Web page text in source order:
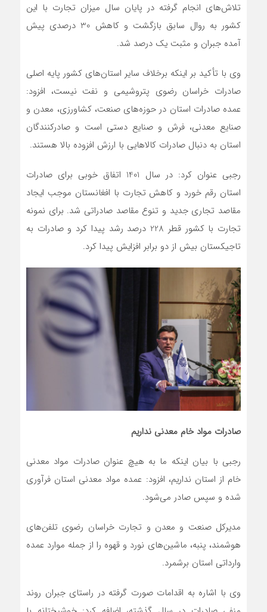
تلاش‌های انجام گرفته در پایان سال میزان تجارت با این
کشور به روال سابق بازگشت و کاهش 30 درصدی پیش
آمده جبران و مثبت یک درصد شد.
وی با تأکید بر اینکه برخلاف سایر استان‌های کشور پایه اصلی
صادرات خراسان رضوی پتروشیمی و نفت نیست، افزود:
عمده صادرات استان در حوزه‌های صنعت، کشاورزی، معدن و
صنایع معدنی، فرش و صنایع دستی است و صادرکنندگان
استان به دنبال صادرات کالاهایی با ارزش افزوده بالا هستند.
رجبی عنوان کرد: در سال 1401 اتفاق خوبی برای صادرات
استان رقم خورد و کاهش تجارت با افغانستان موجب ایجاد
مقاصد تجاری جدید و تنوع مقاصد صادراتی شد. برای نمونه
تجارت با کشور قطر 228 درصد رشد پیدا کرد و صادرات به
تاجیکستان بیش از دو برابر افزایش پیدا کرد.
صادرات مواد خام معدنی نداریم
رجبی با بیان اینکه ما به هیچ عنوان صادرات مواد معدنی
خام از استان نداریم، افزود: عمده مواد معدنی استان فرآوری
شده و سپس صادر می‌شود.
مدیرکل صنعت و معدن و تجارت خراسان رضوی تلفن‌های
هوشمند، پنبه، ماشین‌های نورد و قهوه را از جمله موارد عمده
وارداتی استان برشمرد.
وی با اشاره به اقدامات صورت گرفته در راستای جبران روند